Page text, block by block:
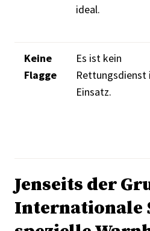
ideal.
Keine
Flagge
Es ist kein
Rettungsdienst
Einsatz.
Jenseits der
Internationale